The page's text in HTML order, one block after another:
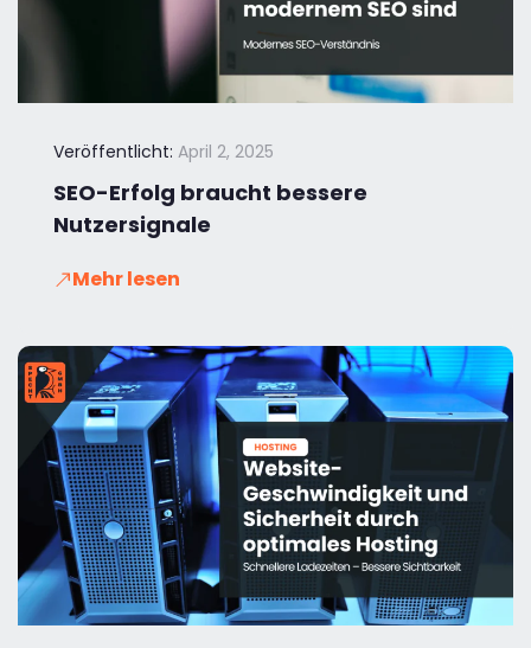
Veröffentlicht: April 2, 2025
SEO-Erfolg braucht bessere
Nutzersignale
Mehr lesen